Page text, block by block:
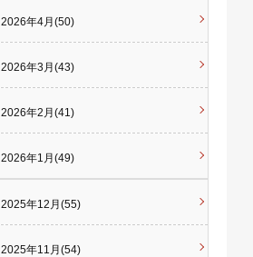
2026年4月(50)
2026年3月(43)
2026年2月(41)
2026年1月(49)
2025年12月(55)
2025年11月(54)